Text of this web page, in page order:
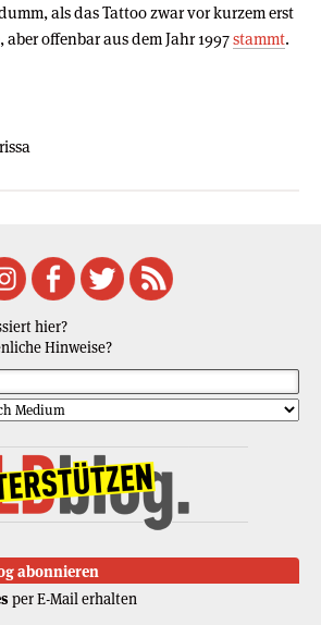
als das Tattoo zwar vor kurzem erst
, aber offenbar aus dem Jahr 1997stammt.
hier?
Hinweise?
abonnieren
per E-Mail erhalten